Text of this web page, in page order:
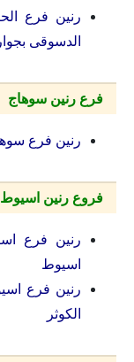
رنين فرع
الدسوقى
فرع رنين سوهاج
رنين فرع سوهاج : 16 طريق سوهاج اخميم –
فروع رنين اسيوط
رنين فرع
اسيوط
رنين فرع
الكوثر